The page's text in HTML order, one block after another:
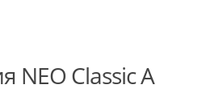
NEO Classic A